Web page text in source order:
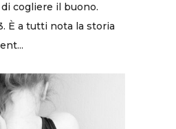
cogliere il buono.
È a tutti nota la storia